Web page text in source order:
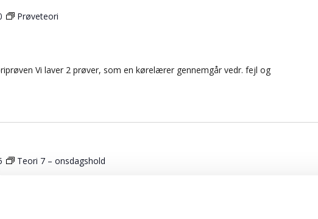
Prøveteori
Vi laver 2 prøver, som en kørelærer gennemgår vedr. fejl og
Teori 7 – onsdagshold